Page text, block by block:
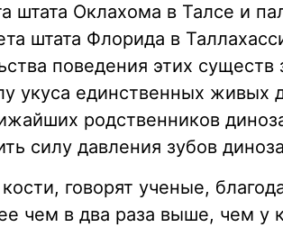
штата Оклахома в Талсе и
штата Флорида в
поведения этих
укуса единственных живых
родственников
силу давления зубов
говорят ученые,
чем в два раза выше, чем у